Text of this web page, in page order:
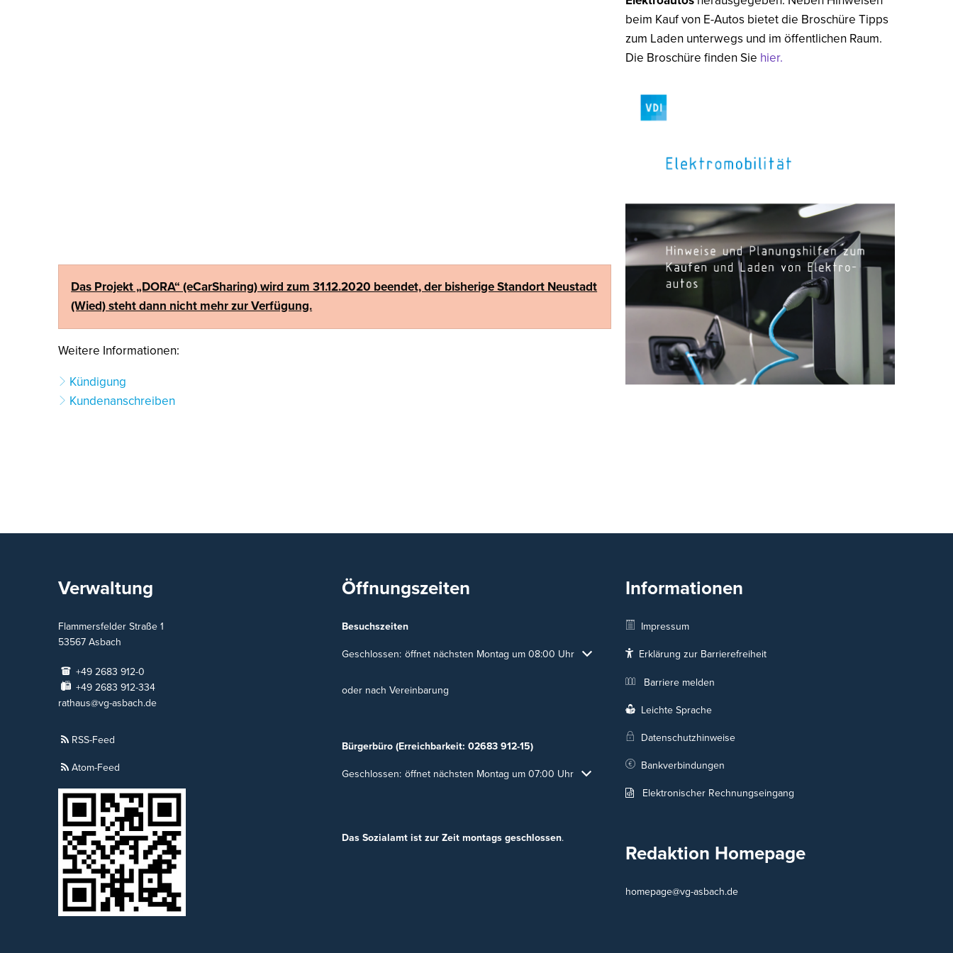
Das Projekt „DORA“ (eCarSharing) wird zum 31.12.2020 beendet, der bisherige Standort Neustadt
(Wied) steht dann nicht mehr zur Verfügung.
Weitere Informationen:
Kündigung
Kundenanschreiben
beim Kauf von E-Autos bietet die Broschüre Tipps
zum Laden unterwegs und im öffentlichen Raum.
Die Broschüre finden Sie hier.
Verwaltung
Flammersfelder Straße 1
53567 Asbach
+49 2683 912-0
+49 2683 912-334
rathaus@vg-asbach.de
RSS-Feed
Atom-Feed
Öffnungszeiten
Besuchszeiten
Klicken, um weitere Öffnungs- oder Schließzeiten auszublenden
Geschlossen: öffnet nächsten Montag um 08:00 Uhr
oder nach Vereinbarung
Bürgerbüro (Erreichbarkeit: 02683 912-15)
Klicken, um weitere Öffnungs- oder Schließzeiten auszublenden
Geschlossen: öffnet nächsten Montag um 07:00 Uhr
Das Sozialamt ist zur Zeit montags geschlossen.
Informationen
Impressum
Erklärung zur Barrierefreiheit
Barriere melden
Leichte Sprache
Datenschutzhinweise
Bankverbindungen
Elektronischer Rechnungseingang
Redaktion Homepage
homepage@vg-asbach.de